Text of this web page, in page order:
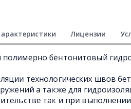
Лицензии
полимерно бентонитовый
технологических швов
а также для
так и при